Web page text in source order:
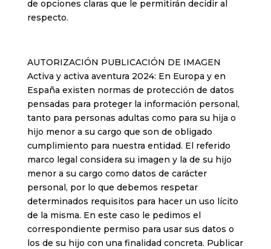
de opciones claras que le permitirán decidir al
respecto.
AUTORIZACIÓN PUBLICACIÓN DE IMAGEN
Activa y activa aventura 2024: En Europa y en
España existen normas de protección de datos
pensadas para proteger la información personal,
tanto para personas adultas como para su hija o
hijo menor a su cargo que son de obligado
cumplimiento para nuestra entidad. El referido
marco legal considera su imagen y la de su hijo
menor a su cargo como datos de carácter
personal, por lo que debemos respetar
determinados requisitos para hacer un uso lícito
de la misma. En este caso le pedimos el
correspondiente permiso para usar sus datos o
los de su hijo con una finalidad concreta. Publicar